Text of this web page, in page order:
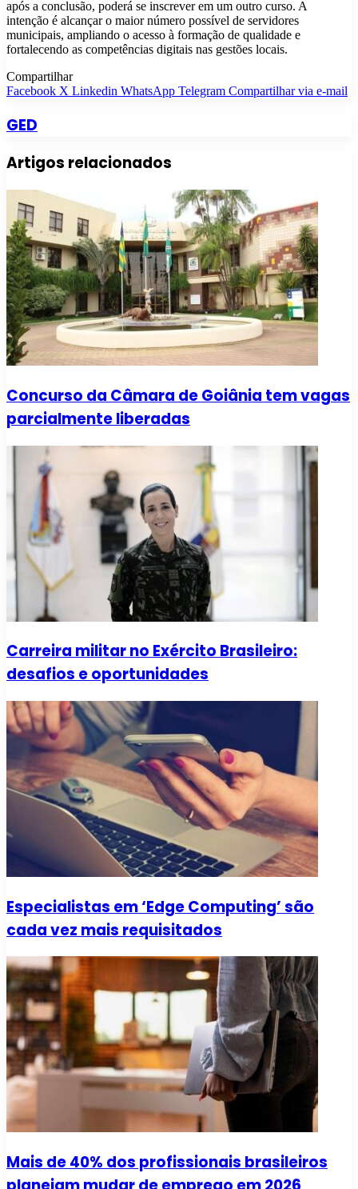
após a conclusão, poderá se inscrever em um outro curso. A
intenção é alcançar o maior número possível de servidores
municipais, ampliando o acesso à formação de qualidade e
fortalecendo as competências digitais nas gestões locais.
Compartilhar
Facebook X Linkedin WhatsApp Telegram Compartilhar via e-mail
GED
Artigos relacionados
Concurso da Câmara de Goiânia tem vagas
parcialmente liberadas
Carreira militar no Exército Brasileiro:
desafios e oportunidades
Especialistas em ‘Edge Computing’ são
cada vez mais requisitados
Mais de 40% dos profissionais brasileiros